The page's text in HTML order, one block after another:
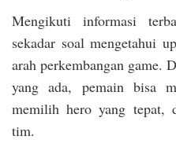
Mengikuti informasi
sekadar soal mengetahui
arah perkembangan game.
yang ada, pemain bisa
memilih hero yang tepat,
tim.